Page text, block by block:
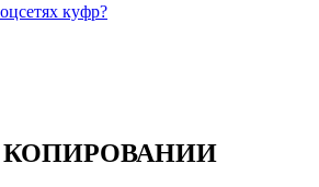
куфр?
КОПИРОВАНИИ